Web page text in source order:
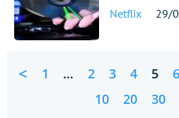
Netflix 29/
< 1 … 2 3 4 5 6
10 20 30